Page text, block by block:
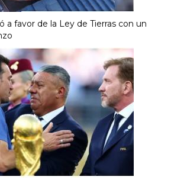
a favor de la Ley de Tierras con un